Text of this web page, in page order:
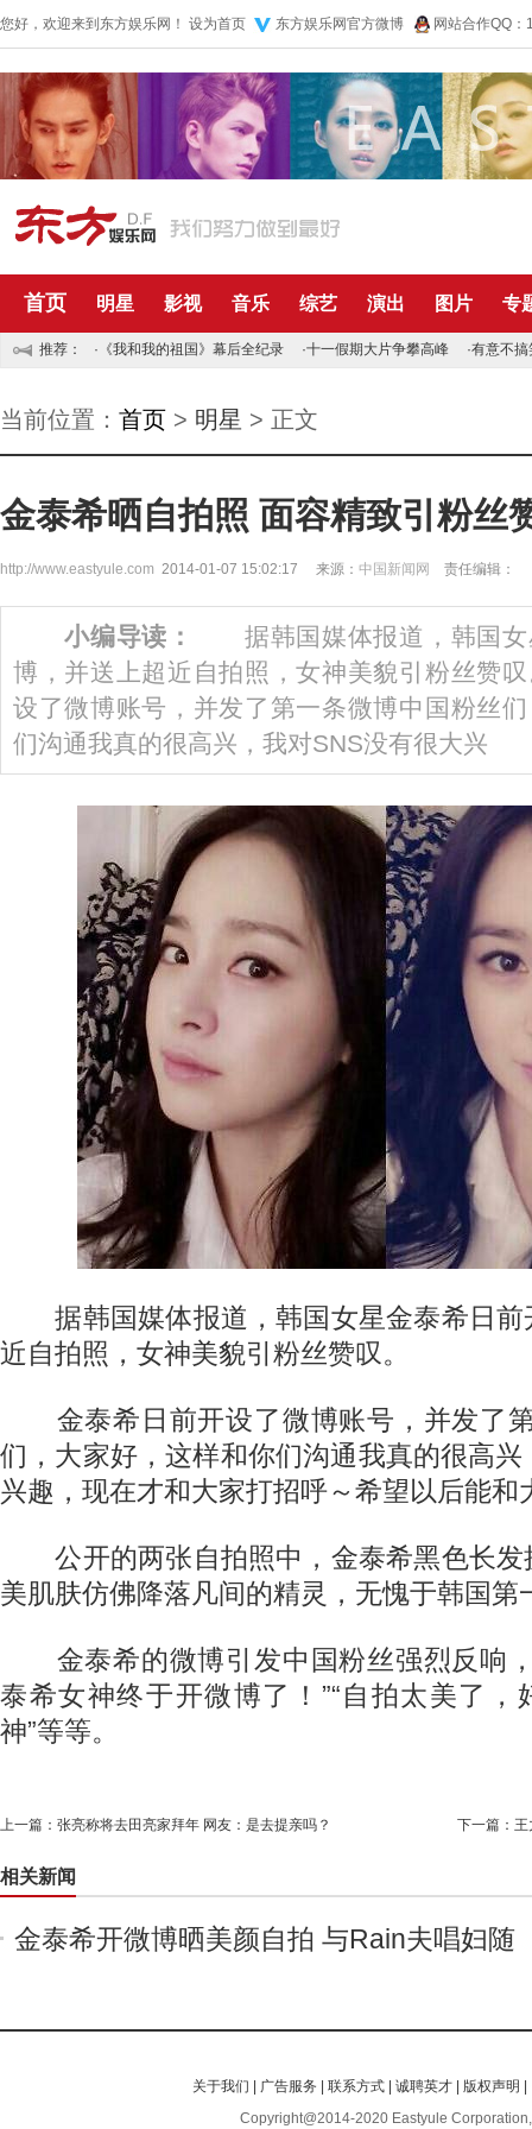
您好，欢迎来到东方娱乐网！ 设为首页 东方娱乐网官方微博 网站合作QQ
首页 明星 影视 音乐 综艺 演出 图片 专
推荐： · 《我和我的祖国》幕后全纪录 ·十一假期大片争攀高峰 ·有意不搞
当前位置： 首页 > 明星 > 正文
金泰希晒自拍照 面容精致引粉丝
http://www.eastyule.com 2014-01-07 15:02:17 来源： 中国新闻网 责任编辑：
小编导读：
据韩国媒体报道，韩国女
博，并送上超近自拍照，女神美貌引粉丝
设了微博账号，并发了第一条微博中国粉丝
们沟通我真的很高兴，我对SNS没有很大兴
据韩国媒体报道，韩国女星金泰希日前
近自拍照，女神美貌引粉丝赞叹。
金泰希日前开设了微博账号，并发了第
们，大家好，这样和你们沟通我真的很高
兴趣，现在才和大家打招呼～希望以后能和
公开的两张自拍照中，金泰希黑色长发
美肌肤仿佛降落凡间的精灵，无愧于韩国第
金泰希的微博引发中国粉丝强烈反响，
泰希女神终于开微博了！”“自拍太美了，
神”等等。
上一篇： 张亮称将去田亮家拜年 网友：是去提亲吗？ 下一篇： 王
相关新闻
金泰希开微博晒美颜自拍 与Rain夫唱妇随
关于我们 广告服务 |联系方式 |诚聘英才 版权声明
Copyright@2014-2020 Eastyule